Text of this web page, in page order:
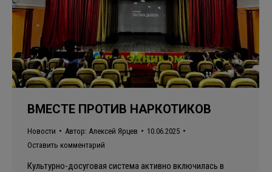
ВМЕСТЕ ПРОТИВ НАРКОТИКОВ
Новости Автор: Алексей Ярцев
10.06.2025
Оставить комментарий
Культурно-досуговая система активно включилась в